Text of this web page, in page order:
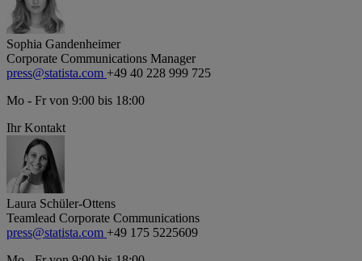
Sophia Gandenheimer
Corporate Communications Manager
press@statista.com +49 40 228 999 725
Mo - Fr von 9:00 bis 18:00
Ihr Kontakt
Laura Schüler-Ottens
Teamlead Corporate Communications
press@statista.com +49 175 5225609